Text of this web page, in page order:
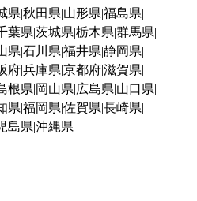
県 秋田県 山形県 福島県
葉県 茨城県 栃木県 群馬県
県 石川県 福井県 静岡県
府兵庫県 京都府滋賀県
根県 岡山県 広島県 山口県
県 福岡県 佐賀県 長崎県
島県 沖縄県